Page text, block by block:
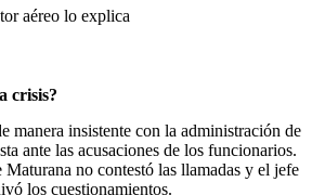
aéreo lo explica
crisis?
manera insistente con la administración de
ante las acusaciones de los funcionarios.
no contestó las llamadas y el jefe
los cuestionamientos.